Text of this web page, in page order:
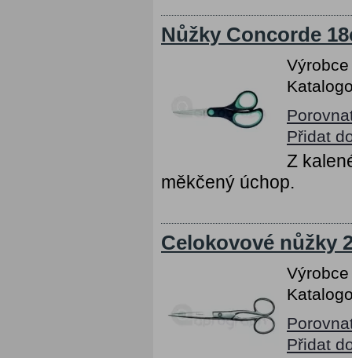
Nůžky Concorde
Přidat
Z
měkčený úchop.
Celokovové nůžky
Přidat